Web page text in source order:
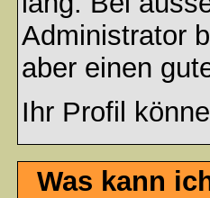
Administrator
aber einen
Ihr Profil
Was kann